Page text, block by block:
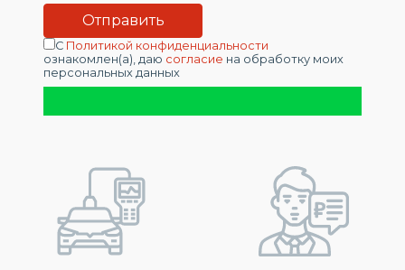
С Политикой конфиденциальности
ознакомлен(а), даю согласие на обработку моих
персональных данных